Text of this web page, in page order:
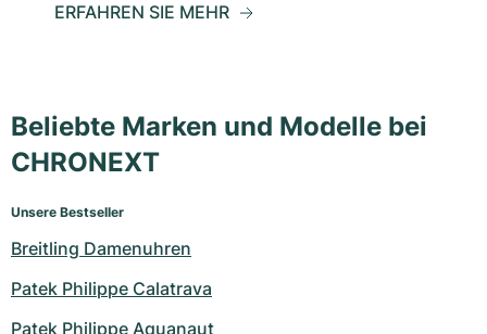
ERFAHREN SIE MEHR
Beliebte Marken und Modelle bei
CHRONEXT
Unsere Bestseller
Breitling Damenuhren
Patek Philippe Calatrava
Patek Philippe Aquanaut